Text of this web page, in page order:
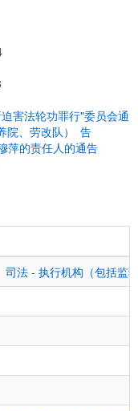
、劳改队）
害法轮功罪行"委员会通
告
萍的责任人的通告
司法 - 执行机构（包括监